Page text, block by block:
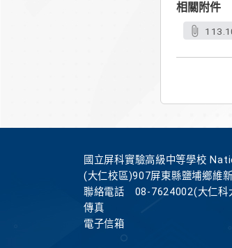
相關附件
國立屏科實驗高級中等學校
(大仁校區)907屏東縣鹽埔鄉維
聯絡電話
08-7624002(大仁科
傳真
電子信箱